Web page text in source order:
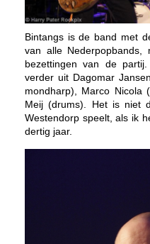
Bintangs is de band met
van alle
bezettingen van de
verder uit Dagomar
mondharp), Marco Nicola
Meij (drums). Het is niet
Westendorp speelt, als ik
dertig jaar.